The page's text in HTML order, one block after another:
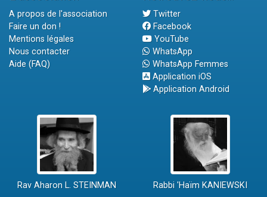
A propos de l'association
Faire un don !
Mentions légales
Nous contacter
Aide (FAQ)
Twitter
Facebook
YouTube
WhatsApp
WhatsApp Femmes
Application iOS
Application Android
Rav Aharon L. STEINMAN Rabbi 'Haïm KANIEWSKI